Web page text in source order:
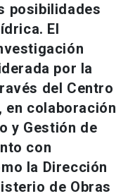
posibilidades
El
por la
del Centro
en colaboración
y Gestión de
con
la Dirección
de Obras